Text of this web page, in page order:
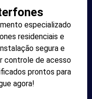
especializado
residenciais e
segura e
controle de acesso
prontos para
agora!